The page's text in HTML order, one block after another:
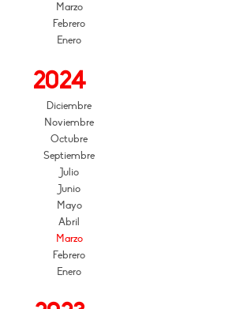
Marzo
Febrero
Enero
2024
Diciembre
Noviembre
Octubre
Septiembre
Julio
Junio
Mayo
Abril
Marzo
Febrero
Enero